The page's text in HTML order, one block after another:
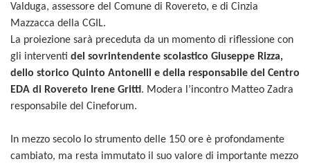
Valduga, assessore del Comune di Rovereto, e di Cinzia
Mazzacca della CGIL.
La proiezione sarà preceduta da un momento di riflessione con
gli interventi del sovrintendente scolastico Giuseppe Rizza,
dello storico Quinto Antonelli e della responsabile del Centro
EDA di Rovereto Irene Gritti. Modera l’incontro Matteo Zadra
responsabile del Cineforum.
In mezzo secolo lo strumento delle 150 ore è profondamente
cambiato, ma resta immutato il suo valore di importante mezzo